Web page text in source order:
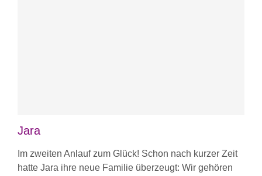
Jara
Im zweiten Anlauf zum Glück! Schon nach kurzer Zeit
hatte Jara ihre neue Familie überzeugt: Wir gehören